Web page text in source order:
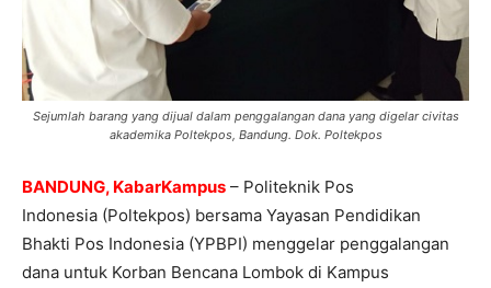
Sejumlah barang yang dijual dalam penggalangan dana yang digelar civitas
akademika Poltekpos, Bandung. Dok. Poltekpos
BANDUNG, KabarKampus – Politeknik Pos
Indonesia (Poltekpos) bersama Yayasan Pendidikan
Bhakti Pos Indonesia (YPBPI) menggelar penggalangan
dana untuk Korban Bencana Lombok di Kampus